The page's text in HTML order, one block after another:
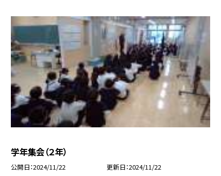
学年集会（２年）
公開日 2024/11/22 更新日 2024/11/22